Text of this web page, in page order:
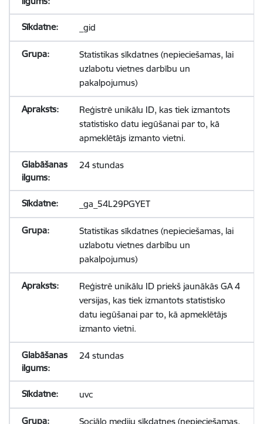
_gid
Statistikas sīkdatnes (nepieciešamas, lai
uzlabotu vietnes darbību un
pakalpojumus)
Reģistrē unikālu ID, kas tiek izmantots
statistisko datu iegūšanai par to, kā
apmeklētājs izmanto vietni.
24 stundas
_ga_54L29PGYET
Statistikas sīkdatnes (nepieciešamas, lai
uzlabotu vietnes darbību un
pakalpojumus)
Reģistrē unikālu ID priekš jaunākās GA 4
versijas, kas tiek izmantots statistisko
datu iegūšanai par to, kā apmeklētājs
izmanto vietni.
24 stundas
uvc
Sociālo mediju sīkdatnes (nepieciešamas,